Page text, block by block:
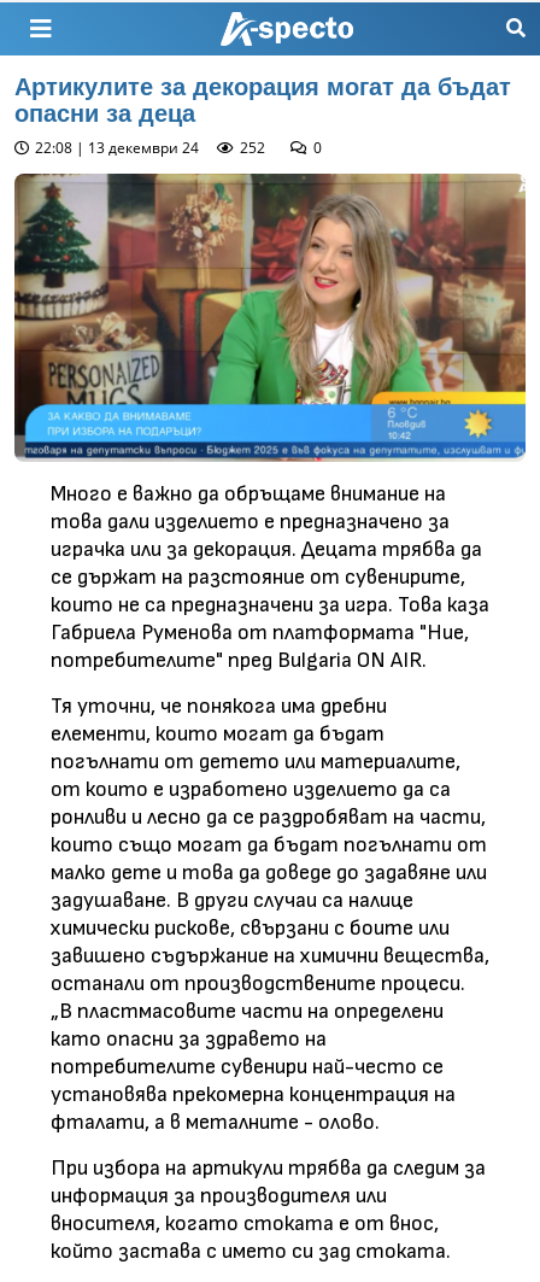
Артикулите за декорация могат да бъдат
опасни за деца
22:08 | 13 декември 24 252 0
Много е важно да обръщаме внимание на
това дали изделието е предназначено за
играчка или за декорация. Децата трябва да
се държат на разстояние от сувенирите,
които не са предназначени за игра. Това каза
Габриела Руменова от платформата "Ние,
потребителите" пред Bulgaria ON AIR.
Тя уточни, че понякога има дребни
елементи, които могат да бъдат
погълнати от детето или материалите,
от които е изработено изделието да са
ронливи и лесно да се раздробяват на части,
които също могат да бъдат погълнати от
малко дете и това да доведе до задавяне или
задушаване. В други случаи са налице
химически рискове, свързани с боите или
завишено съдържание на химични вещества,
останали от производствените процеси.
„В пластмасовите части на определени
като опасни за здравето на
потребителите сувенири най-често се
установява прекомерна концентрация на
фталати, а в металните - олово.
При избора на артикули трябва да следим за
информация за производителя или
вносителя, когато стоката е от внос,
който застава с името си зад стоката.